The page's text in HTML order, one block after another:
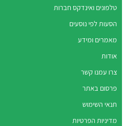
טלפונים ואינדקס חברות
הסעות לפי נוסעים
מאמרים ומידע
אודות
צרו עמנו קשר
פרסום באתר
תנאי השימוש
מדיניות הפרטיות